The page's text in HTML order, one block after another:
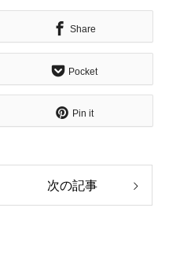
Share
Pocket
Pin it
次の記事